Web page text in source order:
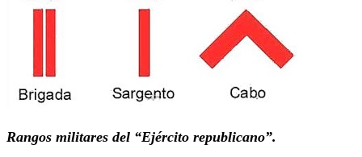
Rangos militares del “Ejército republicano”.